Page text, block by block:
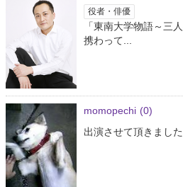
役者・俳優
「東南大学物語～三
携わって...
momopechi (0)
出演させて頂きました